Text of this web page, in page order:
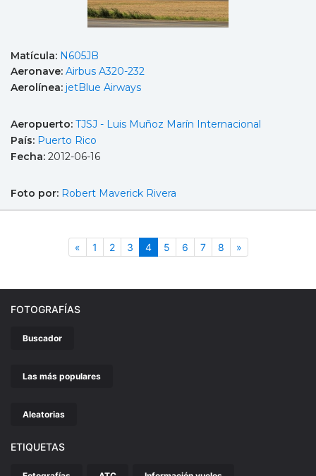
Matícula: N605JB
Aeronave: Airbus A320-232
Aerolínea: jetBlue Airways
Aeropuerto: TJSJ - Luis Muñoz Marín Internacional
País: Puerto Rico
Fecha: 2012-06-16
Foto por: Robert Maverick Rivera
«Anterior
1 2 3 4(actual)
5 6 7 8 »Siguiente
FOTOGRAFÍAS
Buscador
Las más populares
Aleatorias
ETIQUETAS